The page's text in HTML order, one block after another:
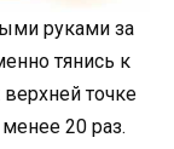
руками за
тянись к
точке
20 раз.